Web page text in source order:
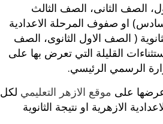
الصف الثانى، الصف الثالث
او صفوف المرحلة الاعدادية
( الصف الاول الثانوى، الصف
القليلة التي تعرض بها على
الرسمي الرئيسي.
عرضها على موقع الازهر التعليمي لكل
الازهرية او نتيجة الثانوية